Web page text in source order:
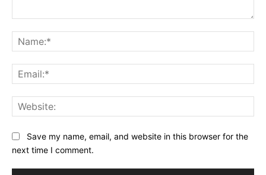
Save my name, email, and website in this browser for the
next time I comment.